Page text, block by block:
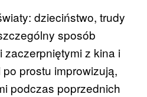
dzieciństwo, trudy
sposób
zaczerpniętymi z kina i
prostu improwizują,
podczas poprzednich